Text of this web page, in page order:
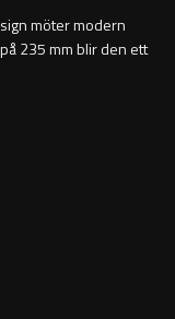
möter modern
235 mm blir den ett